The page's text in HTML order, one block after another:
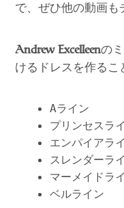
で、ぜひ他の動画も
Andrew Excelleenの
けるドレスを作るこ
Aライン
プリンセスラ
エンパイアラ
スレンダーラ
マーメイドラ
ベルライン